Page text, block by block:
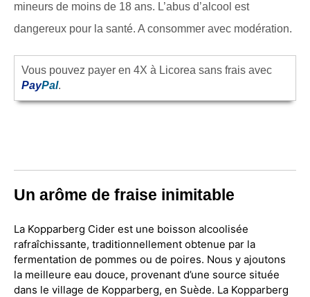
mineurs de moins de 18 ans. L’abus d’alcool est
dangereux pour la santé. A consommer avec modération.
Vous pouvez payer en 4X à Licorea sans frais avec
PayPal.
Un arôme de fraise inimitable
La Kopparberg Cider est une boisson alcoolisée
rafraîchissante, traditionnellement obtenue par la
fermentation de pommes ou de poires. Nous y ajoutons
la meilleure eau douce, provenant d’une source située
dans le village de Kopparberg, en Suède. La Kopparberg